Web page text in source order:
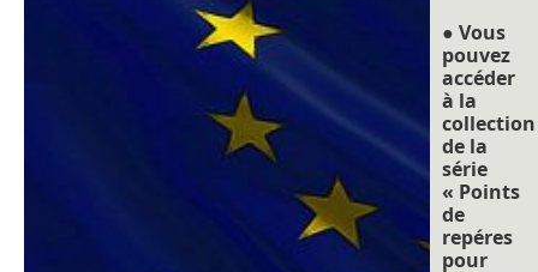
● Vous
pouvez
accéder
à la
collection
de la
série
« Points
de
repéres
pour